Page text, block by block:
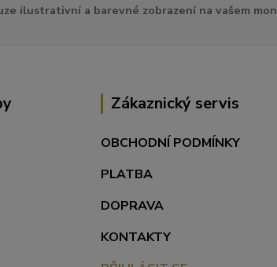
ilustrativní a barevné zobrazení na vašem
Zákaznický servis
OBCHODNÍ PODMÍNKY
PLATBA
DOPRAVA
KONTAKTY